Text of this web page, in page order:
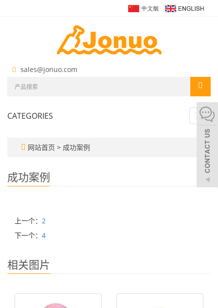
sales@jonuo.com
CATEGORIES
网站首页 > 成功案例
成功案例
上一个： 2
下一个： 4
相关图片